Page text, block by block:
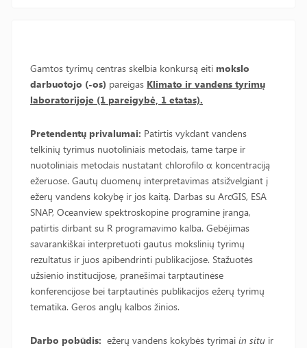
Gamtos tyrimų centras skelbia konkursą eiti mokslo
darbuotojo (-os) pareigas Klimato ir vandens tyrimų
laboratorijoje (1 pareigybė, 1 etatas).
Pretendentų privalumai: Patirtis vykdant vandens
telkinių tyrimus nuotoliniais metodais, tame tarpe ir
nuotoliniais metodais nustatant chlorofilo α koncentraciją
ežeruose. Gautų duomenų interpretavimas atsižvelgiant į
ežerų vandens kokybę ir jos kaitą. Darbas su ArcGIS, ESA
SNAP, Oceanview spektroskopine programine įranga,
patirtis dirbant su R programavimo kalba. Gebėjimas
savarankiškai interpretuoti gautus mokslinių tyrimų
rezultatus ir juos apibendrinti publikacijose. Stažuotės
užsienio institucijose, pranešimai tarptautinėse
konferencijose bei tarptautinės publikacijos ežerų tyrimų
tematika. Geros anglų kalbos žinios.
Darbo pobūdis: ežerų vandens kokybės tyrimai in situ ir